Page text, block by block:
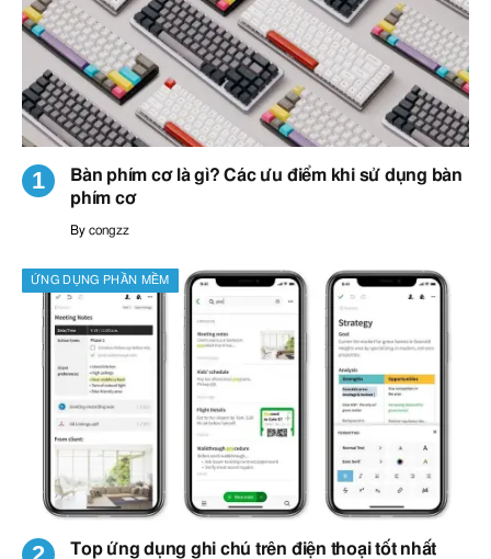
Bàn phím cơ là gì? Các ưu điểm khi sử dụng bàn
phím cơ
By congzz
ỨNG DỤNG PHẦN MỀM
Top ứng dụng ghi chú trên điện thoại tốt nhất